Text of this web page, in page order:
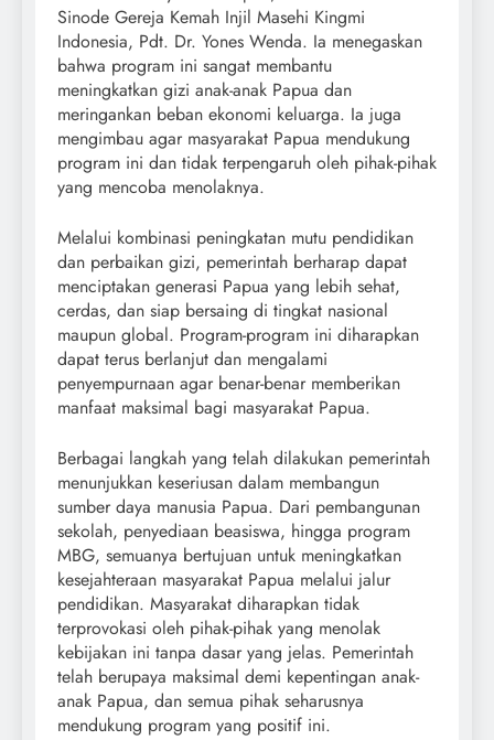
Sinode Gereja Kemah Injil Masehi Kingmi
Indonesia, Pdt. Dr. Yones Wenda. Ia menegaskan
bahwa program ini sangat membantu
meningkatkan gizi anak-anak Papua dan
meringankan beban ekonomi keluarga. Ia juga
mengimbau agar masyarakat Papua mendukung
program ini dan tidak terpengaruh oleh pihak-pihak
yang mencoba menolaknya.
Melalui kombinasi peningkatan mutu pendidikan
dan perbaikan gizi, pemerintah berharap dapat
menciptakan generasi Papua yang lebih sehat,
cerdas, dan siap bersaing di tingkat nasional
maupun global. Program-program ini diharapkan
dapat terus berlanjut dan mengalami
penyempurnaan agar benar-benar memberikan
manfaat maksimal bagi masyarakat Papua.
Berbagai langkah yang telah dilakukan pemerintah
menunjukkan keseriusan dalam membangun
sumber daya manusia Papua. Dari pembangunan
sekolah, penyediaan beasiswa, hingga program
MBG, semuanya bertujuan untuk meningkatkan
kesejahteraan masyarakat Papua melalui jalur
pendidikan. Masyarakat diharapkan tidak
terprovokasi oleh pihak-pihak yang menolak
kebijakan ini tanpa dasar yang jelas. Pemerintah
telah berupaya maksimal demi kepentingan anak-
anak Papua, dan semua pihak seharusnya
mendukung program yang positif ini.